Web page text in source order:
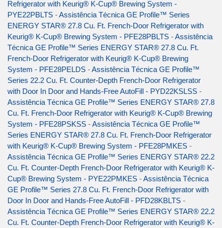
Refrigerator with Keurig® K-Cup® Brewing System -
PYE22PBLTS -Assistência Técnica GE Profile™ Series
ENERGY STAR® 27.8 Cu. Ft. French-Door Refrigerator with
Keurig® K-Cup® Brewing System - PFE28PBLTS -Assistência
Técnica GE Profile™ Series ENERGY STAR® 27.8 Cu. Ft.
French-Door Refrigerator with Keurig® K-Cup® Brewing
System - PFE28PELDS -Assistência Técnica GE Profile™
Series 22.2 Cu. Ft. Counter-Depth French-Door Refrigerator
with Door In Door and Hands-Free AutoFill - PYD22KSLSS -
Assistência Técnica GE Profile™ Series ENERGY STAR® 27.8
Cu. Ft. French-Door Refrigerator with Keurig® K-Cup® Brewing
System - PFE28PSKSS -Assistência Técnica GE Profile™
Series ENERGY STAR® 27.8 Cu. Ft. French-Door Refrigerator
with Keurig® K-Cup® Brewing System - PFE28PMKES -
Assistência Técnica GE Profile™ Series ENERGY STAR® 22.2
Cu. Ft. Counter-Depth French-Door Refrigerator with Keurig® K-
Cup® Brewing System - PYE22PMKES -Assistência Técnica
GE Profile™ Series 27.8 Cu. Ft. French-Door Refrigerator with
Door In Door and Hands-Free AutoFill - PFD28KBLTS -
Assistência Técnica GE Profile™ Series ENERGY STAR® 22.2
Cu. Ft. Counter-Depth French-Door Refrigerator with Keurig® K-